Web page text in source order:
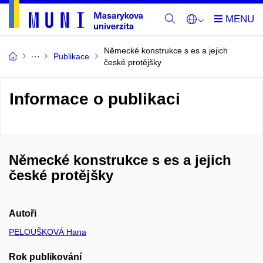
Publikace
Německé konstrukce s es a jejich
české protějšky
Informace o publikaci
Německé konstrukce s es a jejich
české protějšky
Autoři
PELOUŠKOVÁ Hana
Rok publikování